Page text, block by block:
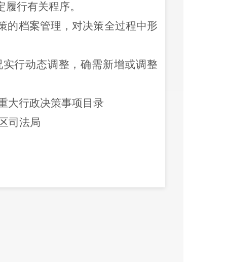
行有关程序。
的档案管理，对决策全过程中形
实行动态调整，确需新增或调整
大行政决策事项目录
司法局